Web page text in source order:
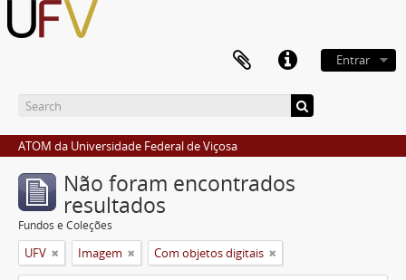
Entrar
ATOM da Universidade Federal de Viçosa
Não foram encontrados
resultados
Fundos e Coleções
UFV Imagem Com objetos digitais